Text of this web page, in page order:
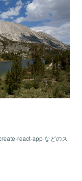
react-app などのス